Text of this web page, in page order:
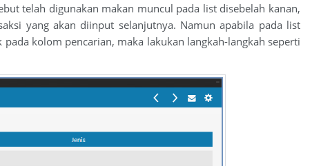
telah digunakan makan muncul pada list disebelah kanan,
yang akan diinput selanjutnya. Namun apabila pada list
kolom pencarian, maka lakukan langkah-langkah seperti